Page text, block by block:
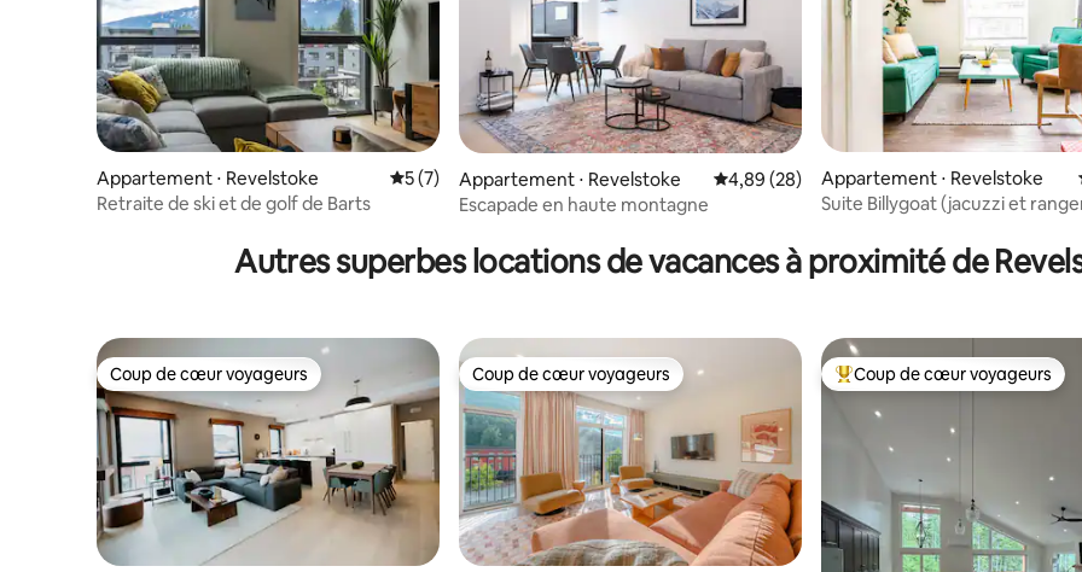
Appartement ⋅ Revelstoke Évaluation moyenne sur la base de 7 commentaires : 5 sur 5
5 (7)
Retraite de ski et de golf de Barts
Appartement ⋅ Revelstoke Évaluation moyenne sur la base de 28
4,89 (28)
Escapade en haute montagne
Appartement ⋅ Revelstoke
Suite Billygoat (jacuzzi et
Autres superbes locations de vacances à proximité de
Coup de cœur voyageurs
Coup de cœur voyageurs Coup de cœur voyageurs
Coup de cœur voyageurs Coups de cœur voyageurs les
Coup de cœur voyageurs